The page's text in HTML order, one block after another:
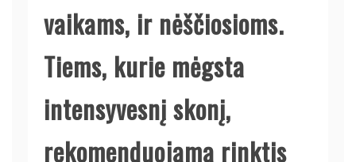
vaikams, ir nėščiosioms.
Tiems, kurie mėgsta
intensyvesnį skonį,
rekomenduojama rinktis